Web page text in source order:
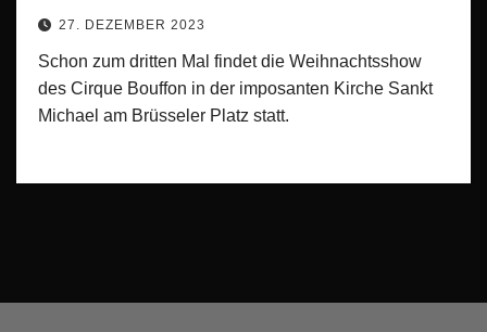
27. DEZEMBER 2023
Schon zum dritten Mal findet die Weihnachtsshow
des Cirque Bouffon in der imposanten Kirche Sankt
Michael am Brüsseler Platz statt.